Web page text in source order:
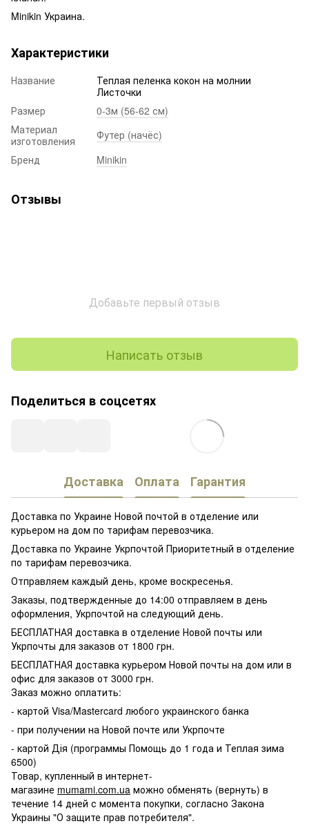
Minikin Украина.
Характеристики
Название
Теплая пеленка кокон на молнии
Листочки
Размер
0-3м (56-62 см)
Материал
изготовления
Футер (начёс)
Бренд
Minikin
Отзывы
Добавьте первый отзыв
Написать отзыв
Поделиться в соцсетях
Доставка Оплата Гарантия
Доставка по Украине Новой почтой в отделение или
курьером на дом по тарифам перевозчика.
Доставка по Украине Укрпочтой Приоритетный в отделение
по тарифам перевозчика.
Отправляем каждый день, кроме воскресенья.
Заказы, подтвержденные до 14:00 отправляем в день
оформления, Укрпочтой на следующий день.
БЕСПЛАТНАЯ доставка в отделение Новой почты или
Укрпочты для заказов от 1800 грн.
БЕСПЛАТНАЯ доставка курьером Новой почты на дом или в
офис для заказов от 3000 грн.
Заказ можно оплатить:
- картой Visa/Mastercard любого украинского банка
- при получении на Новой почте или Укрпочте
- картой Дія (программы Помощь до 1 года и Теплая зима
6500)
Товар, купленный в интернет-
магазине mumami.com.ua можно обменять (вернуть) в
течение 14 дней с момента покупки, согласно Закона
Украины "О защите прав потребителя".